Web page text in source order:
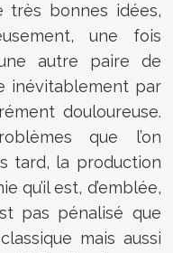
très bonnes idées,
une fois
autre paire de
inévitablement par
douloureuse.
que l’on
tard, la production
qu’il est, d’emblée,
pas pénalisé que
mais aussi